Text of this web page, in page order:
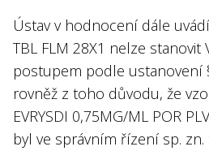
Ústav v hodnocení dále
TBL FLM 28X1 nelze stanovit
postupem podle ustanovení
rovněž z toho důvodu, že
EVRYSDI 0,75MG/ML POR
byl ve správním řízení sp. zn.